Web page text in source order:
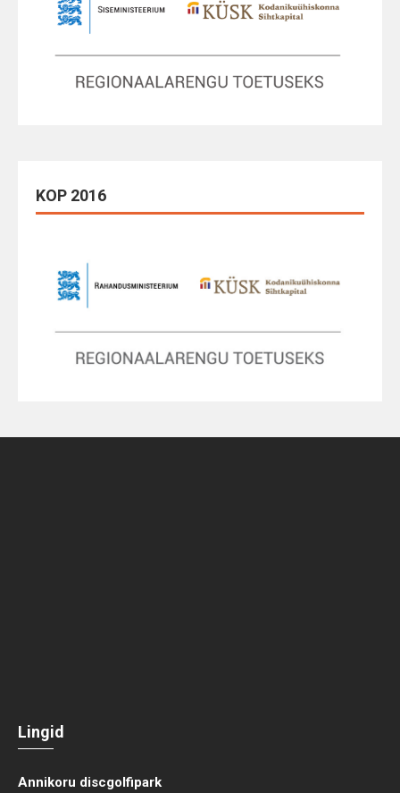
KOP 2016
Lingid
Annikoru discgolfipark